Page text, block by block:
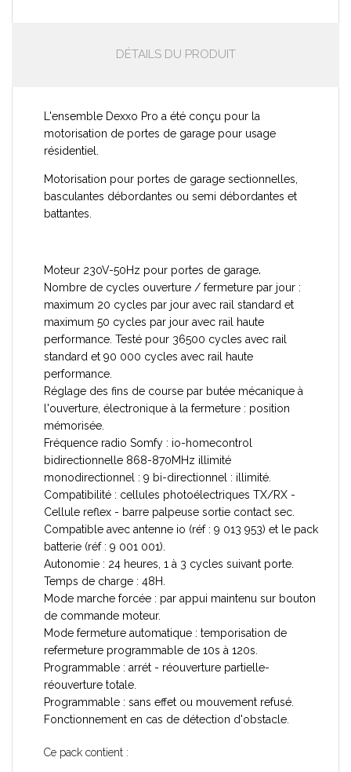
DÉTAILS DU PRODUIT
L'ensemble Dexxo Pro a été conçu pour la
motorisation de portes de garage pour usage
résidentiel.
Motorisation pour portes de garage sectionnelles,
basculantes débordantes ou semi débordantes et
battantes.
Moteur 230V-50Hz pour portes de garage.
Nombre de cycles ouverture / fermeture par jour :
maximum 20 cycles par jour avec rail standard et
maximum 50 cycles par jour avec rail haute
performance. Testé pour 36500 cycles avec rail
standard et 90 000 cycles avec rail haute
performance.
Réglage des fins de course par butée mécanique à
l'ouverture, électronique à la fermeture : position
mémorisée.
Fréquence radio Somfy : io-homecontrol
bidirectionnelle 868-870MHz illimité
monodirectionnel : 9 bi-directionnel : illimité.
Compatibilité : cellules photoélectriques TX/RX -
Cellule reflex - barre palpeuse sortie contact sec.
Compatible avec antenne io (réf : 9 013 953) et le pack
batterie (réf : 9 001 001).
Autonomie : 24 heures, 1 à 3 cycles suivant porte.
Temps de charge : 48H.
Mode marche forcée : par appui maintenu sur bouton
de commande moteur.
Mode fermeture automatique : temporisation de
refermeture programmable de 10s à 120s.
Programmable : arrét - réouverture partielle-
réouverture totale.
Programmable : sans effet ou mouvement refusé.
Fonctionnement en cas de détection d'obstacle.
Ce pack contient :